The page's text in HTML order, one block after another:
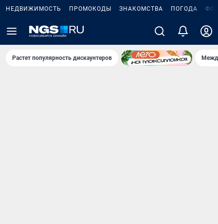
НЕДВИЖИМОСТЬ ПРОМОКОДЫ ЗНАКОМСТВА ПОГОДА
Растет популярность дискаунтеров